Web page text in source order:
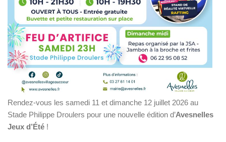
Rendez-vous les samedi 11 et dimanche 12 juillet 2026 au
Stade Philippe Droulers pour une nouvelle édition d’Avesnelles
Jeux d’Été !